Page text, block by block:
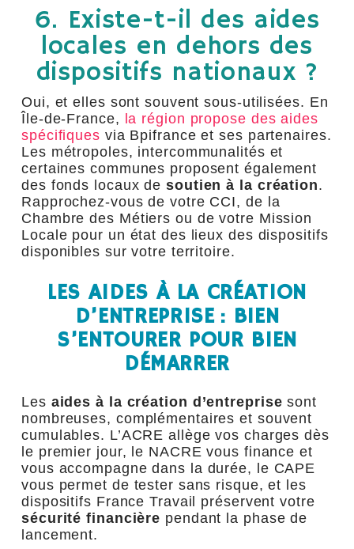
6. Existe-t-il des aides
locales en dehors des
dispositifs nationaux ?
Oui, et elles sont souvent sous-utilisées. En
Île-de-France, la région propose des aides
spécifiques via Bpifrance et ses partenaires.
Les métropoles, intercommunalités et
certaines communes proposent également
des fonds locaux de soutien à la création.
Rapprochez-vous de votre CCI, de la
Chambre des Métiers ou de votre Mission
Locale pour un état des lieux des dispositifs
disponibles sur votre territoire.
LES AIDES À LA CRÉATION
D’ENTREPRISE : BIEN
S’ENTOURER POUR BIEN
DÉMARRER
Les aides à la création d’entreprise sont
nombreuses, complémentaires et souvent
cumulables. L’ACRE allège vos charges dès
le premier jour, le NACRE vous finance et
vous accompagne dans la durée, le CAPE
vous permet de tester sans risque, et les
dispositifs France Travail préservent votre
sécurité financière pendant la phase de
lancement.